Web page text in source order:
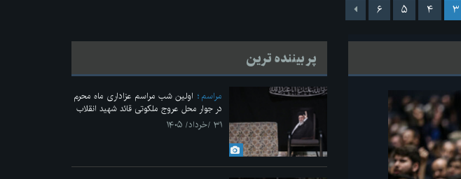
۳ ۴ ۵ ۶
پر بیننده ترین
مراسم
اولین شب مراسم عزاداری ماه محرم
در جوار محل عروج ملکوتی قائد شهید انقلاب
۳۱ /خرداد/ ۱۴۰۵